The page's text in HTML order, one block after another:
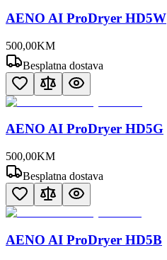
AENO AI ProDryer HD5W
500,00KM
Besplatna dostava
AENO AI ProDryer HD5G
500,00KM
Besplatna dostava
AENO AI ProDryer HD5B